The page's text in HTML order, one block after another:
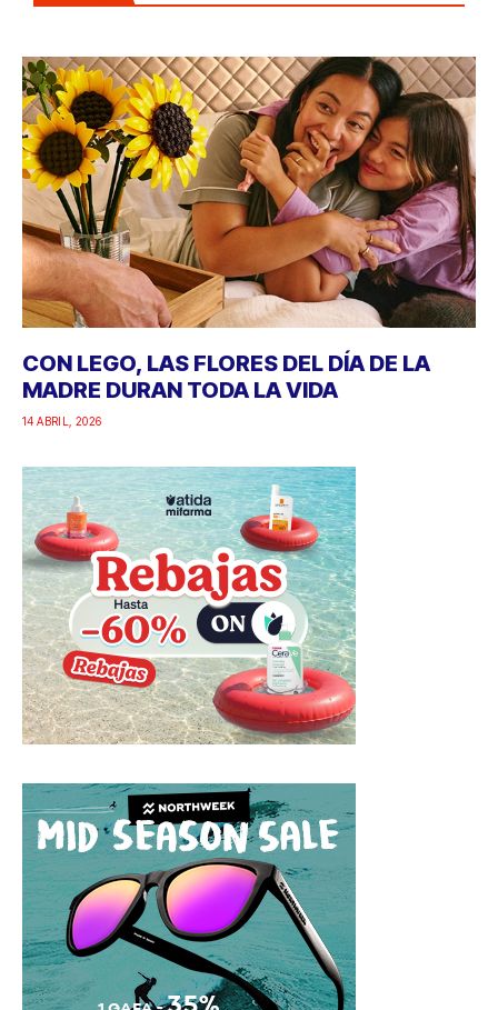
CON LEGO, LAS FLORES DEL DÍA DE LA
MADRE DURAN TODA LA VIDA
14 ABRIL, 2026